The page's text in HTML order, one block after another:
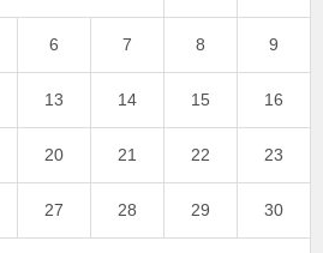
6 7 8 9
13 14 15 16
20 21 22 23
27 28 29 30